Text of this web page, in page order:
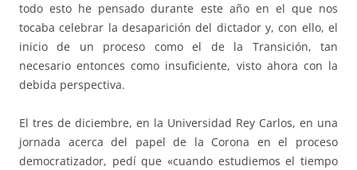
todo esto he pensado durante este año en el que nos
tocaba celebrar la desaparición del dictador y, con ello, el
inicio de un proceso como el de la Transición, tan
necesario entonces como insuficiente, visto ahora con la
debida perspectiva.
El tres de diciembre, en la Universidad Rey Carlos, en una
jornada acerca del papel de la Corona en el proceso
democratizador, pedí que «cuando estudiemos el tiempo